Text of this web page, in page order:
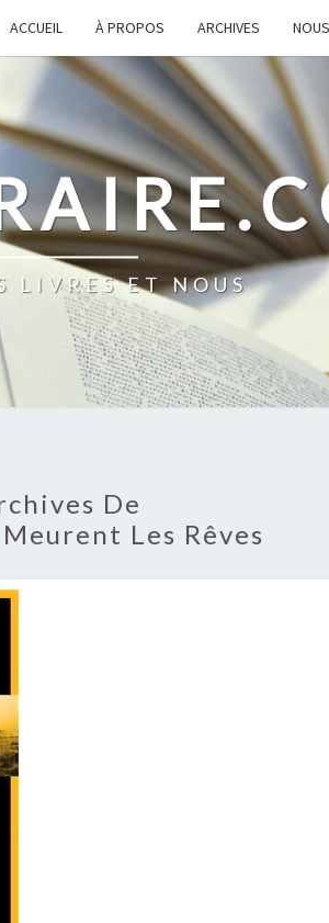
ACCUEIL À PROPOS ARCHIVES
LIVRES ET NOUS
De
Les Rêves